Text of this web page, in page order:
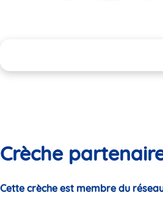
Crèche
Cette crèche est membre du